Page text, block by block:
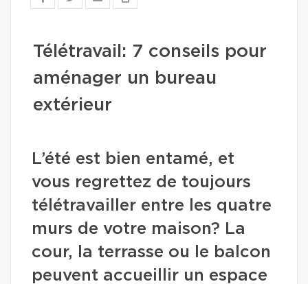
Télétravail: 7 conseils pour
aménager un bureau
extérieur
L’été est bien entamé, et
vous regrettez de toujours
télétravailler entre les quatre
murs de votre maison? La
cour, la terrasse ou le balcon
peuvent accueillir un espace